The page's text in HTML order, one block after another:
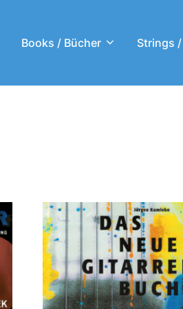
Books / Bücher Strings